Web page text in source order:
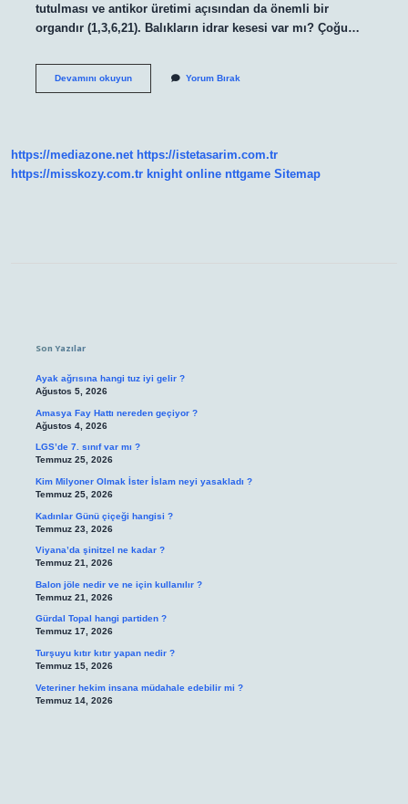
tutulması ve antikor üretimi açısından da önemli bir
organdır (1,3,6,21). Balıkların idrar kesesi var mı? Çoğu…
Devamını okuyunBalıkların
Yorum Bırak
https://mediazone.net https://istetasarim.com.tr
https://misskozy.com.tr knight online nttgame Sitemap
Son Yazılar
Ayak ağrısına hangi tuz iyi gelir ?
Ağustos 5, 2026
Amasya Fay Hattı nereden geçiyor ?
Ağustos 4, 2026
LGS’de 7. sınıf var mı ?
Temmuz 25, 2026
Kim Milyoner Olmak İster İslam neyi yasakladı ?
Temmuz 25, 2026
Kadınlar Günü çiçeği hangisi ?
Temmuz 23, 2026
Viyana’da şinitzel ne kadar ?
Temmuz 21, 2026
Balon jöle nedir ve ne için kullanılır ?
Temmuz 21, 2026
Gürdal Topal hangi partiden ?
Temmuz 17, 2026
Turşuyu kıtır kıtır yapan nedir ?
Temmuz 15, 2026
Veteriner hekim insana müdahale edebilir mi ?
Temmuz 14, 2026